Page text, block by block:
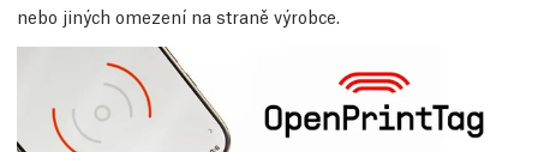
nebo jiných omezení na straně výrobce.